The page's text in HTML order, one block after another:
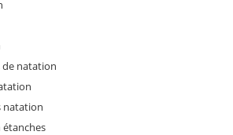
natation
natation
étanches